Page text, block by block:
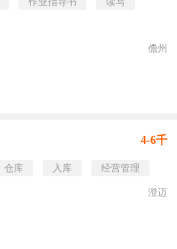
儋州
4-6千
仓库 入库 经营管理
澄迈